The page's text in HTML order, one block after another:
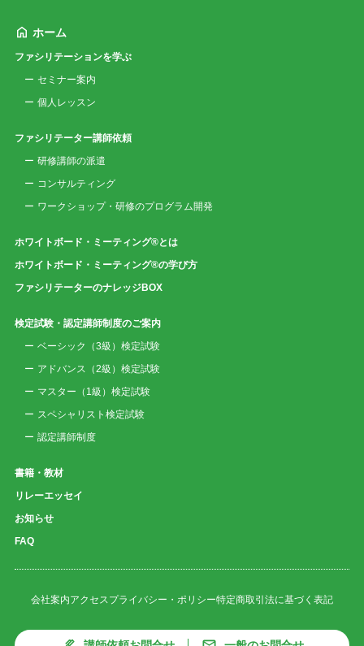
ホーム
ファシリテーションを学ぶ
セミナー案内
個人レッスン
ファシリテーター講師依頼
研修講師の派遣
コンサルティング
ワークショップ・研修のプログラム開発
ホワイトボード・ミーティング®とは
ホワイトボード・ミーティング®の学び方
ファシリテーターのナレッジBOX
検定試験・認定講師制度のご案内
ベーシック（3級）検定試験
アドバンス（2級）検定試験
マスター（1級）検定試験
スペシャリスト検定試験
認定講師制度
書籍・教材
リレーエッセイ
お知らせ
FAQ
会社案内アクセスプライバシー・ポリシー特定商取引法に基づく表記